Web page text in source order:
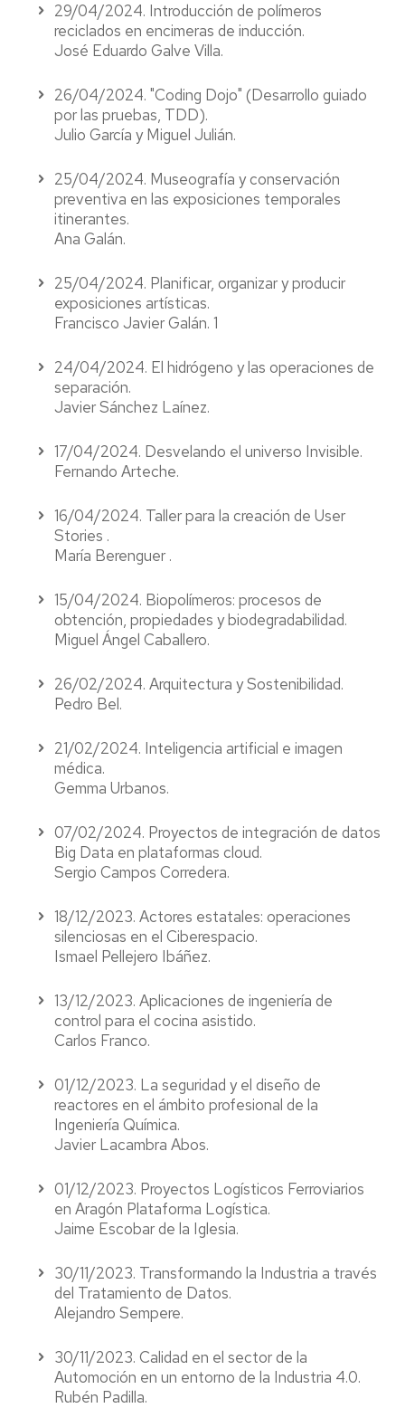
29/04/2024. Introducción de polímeros
reciclados en encimeras de inducción.
José Eduardo Galve Villa.
26/04/2024. "Coding Dojo" (Desarrollo guiado
por las pruebas, TDD).
Julio García y Miguel Julián.
25/04/2024. Museografía y conservación
preventiva en las exposiciones temporales
itinerantes.
Ana Galán.
25/04/2024. Planificar, organizar y producir
exposiciones artísticas.
Francisco Javier Galán. 1
24/04/2024. El hidrógeno y las operaciones de
separación.
Javier Sánchez Laínez.
17/04/2024. Desvelando el universo Invisible.
Fernando Arteche.
16/04/2024. Taller para la creación de User
Stories .
María Berenguer .
15/04/2024. Biopolímeros: procesos de
obtención, propiedades y biodegradabilidad.
Miguel Ángel Caballero.
26/02/2024. Arquitectura y Sostenibilidad.
Pedro Bel.
21/02/2024. Inteligencia artificial e imagen
médica.
Gemma Urbanos.
07/02/2024. Proyectos de integración de datos
Big Data en plataformas cloud.
Sergio Campos Corredera.
18/12/2023. Actores estatales: operaciones
silenciosas en el Ciberespacio.
Ismael Pellejero Ibáñez.
13/12/2023. Aplicaciones de ingeniería de
control para el cocina asistido.
Carlos Franco.
01/12/2023. La seguridad y el diseño de
reactores en el ámbito profesional de la
Ingeniería Química.
Javier Lacambra Abos.
01/12/2023. Proyectos Logísticos Ferroviarios
en Aragón Plataforma Logística.
Jaime Escobar de la Iglesia.
30/11/2023. Transformando la Industria a través
del Tratamiento de Datos.
Alejandro Sempere.
30/11/2023. Calidad en el sector de la
Automoción en un entorno de la Industria 4.0.
Rubén Padilla.